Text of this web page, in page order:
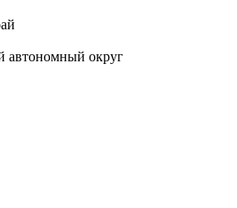
автономный округ